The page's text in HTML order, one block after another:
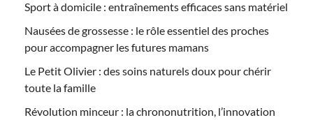
Sport à domicile : entraînements efficaces sans matériel
Nausées de grossesse : le rôle essentiel des proches
pour accompagner les futures mamans
Le Petit Olivier : des soins naturels doux pour chérir
toute la famille
Révolution minceur : la chrononutrition, l’innovation